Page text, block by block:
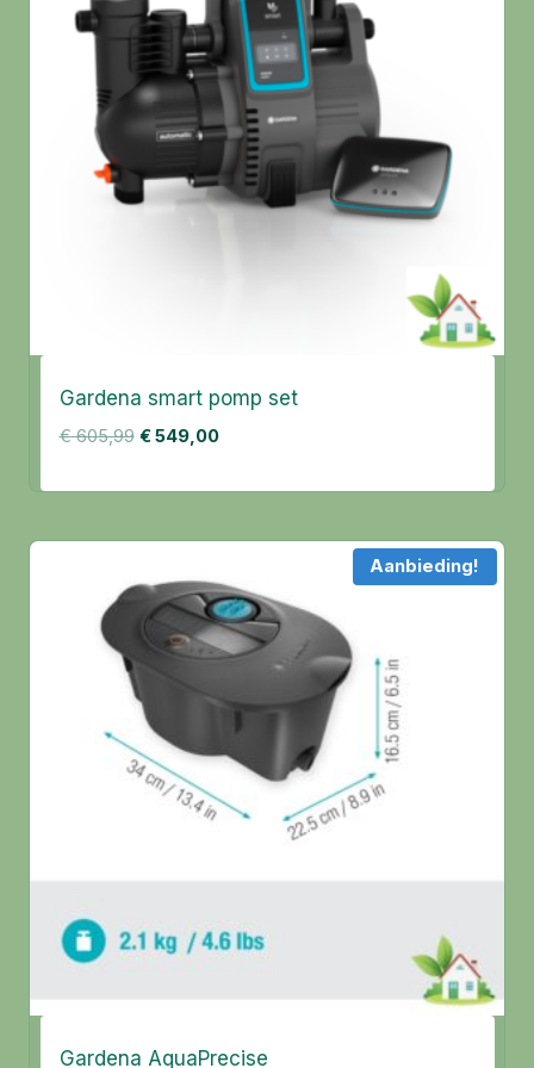
Gardena smart pomp set
€605,99 Oorspronkelijke
was:
€549,00Huidige
is:
Aanbieding!
Gardena AquaPrecise